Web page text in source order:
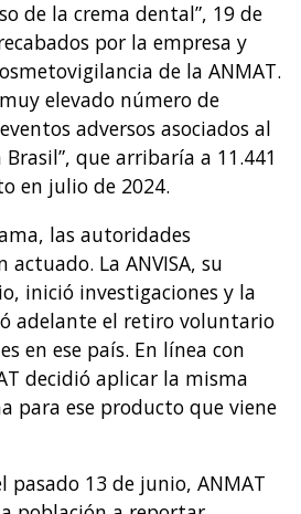
de la crema dental”, 19 de
por la empresa y
de la ANMAT.
elevado número de
adversos asociados al
que arribaría a 11.441
en julio de 2024.
las autoridades
La ANVISA, su
inició investigaciones y la
adelante el retiro voluntario
en ese país. En línea con
decidió aplicar la misma
para ese producto que viene
pasado 13 de junio, ANMAT